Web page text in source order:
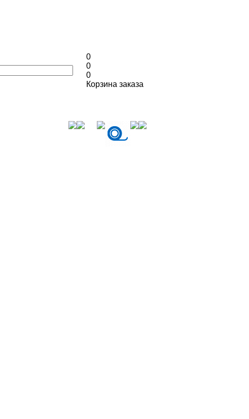
0
0
0
Корзина заказа